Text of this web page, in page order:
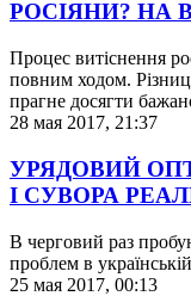
РОСІЯНИ? НА
Процес витіснення
повним ходом.
прагне досягти
28 мая 2017, 21:37
УРЯДОВИЙ
І СУВОРА
В черговий раз
проблем в
25 мая 2017, 00:13